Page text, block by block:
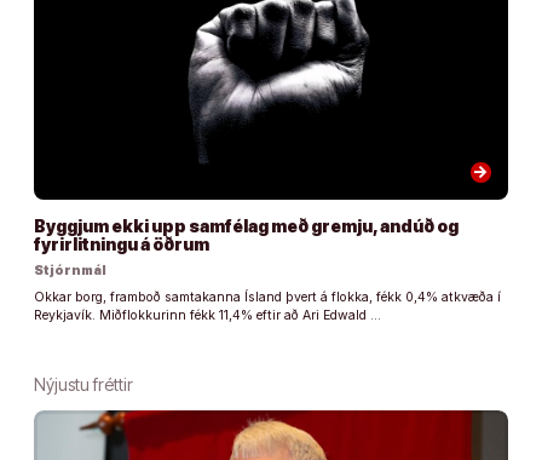
arrow_forward
Byggjum ekki upp samfélag með gremju, andúð og
fyrirlitningu á öðrum
Stjórnmál
Okkar borg, framboð samtakanna Ísland þvert á flokka, fékk 0,4% atkvæða í
Reykjavík. Miðflokkurinn fékk 11,4% eftir að Ari Edwald …
Nýjustu fréttir